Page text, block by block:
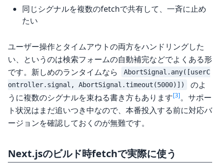
同じシグナルを複数のfetchで共有して、一斉に止め
たい
ユーザー操作とタイムアウトの両方をハンドリングした
い、というのは検索フォームの自動補完などでよくある形
です。新しめのランタイムなら
AbortSignal.any([userC
ontroller.signal, AbortSignal.timeout(5000)])
のよ
うに複数のシグナルを束ねる書き方もあります[3]。サポー
ト状況はまだ追いつき中なので、本番投入する前に対応バ
ージョンを確認しておくのが無難です。
Next.jsのビルド時fetchで実際に使う